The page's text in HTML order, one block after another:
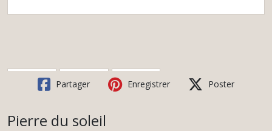
Partager Enregistrer Poster
Pierre du soleil